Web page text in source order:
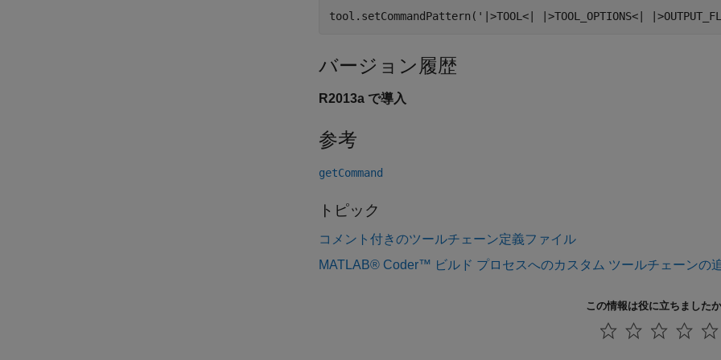
バージョン履歴
R2013a で導入
参考
getCommand
トピック
コメント付きのツールチェーン定義ファイル
MATLAB® Coder™ ビルド プロセスへのカスタム ツールチェーンの
この情報は役に立ちました